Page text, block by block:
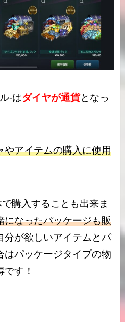
-はダイヤが通貨となっ
やアイテムの購入に使用
購入することも出来ま
になったパッケージも販
分が欲しいアイテムとパ
はパッケージタイプの物
す！